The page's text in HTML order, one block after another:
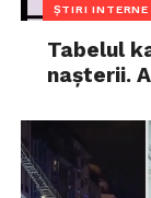
ȘTIRI INTERNE
Tabelul
nașterii.